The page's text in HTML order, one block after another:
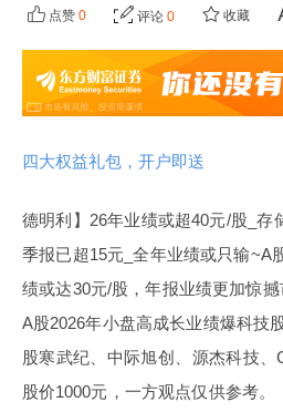
点赞 0 评论 0 收藏
四大权益礼包，开户即送
德明利】26年业绩或超40元/股_
季报已超15元_全年业绩或只输
绩或达30元/股，年报业绩更加惊
A股2026年小盘高成长业绩爆科
股寒武纪、中际旭创、源杰科技
股价1000元，一方观点仅供参